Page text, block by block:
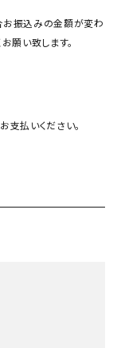
お振込みの金額が変わ
願い致します。
支払いください。